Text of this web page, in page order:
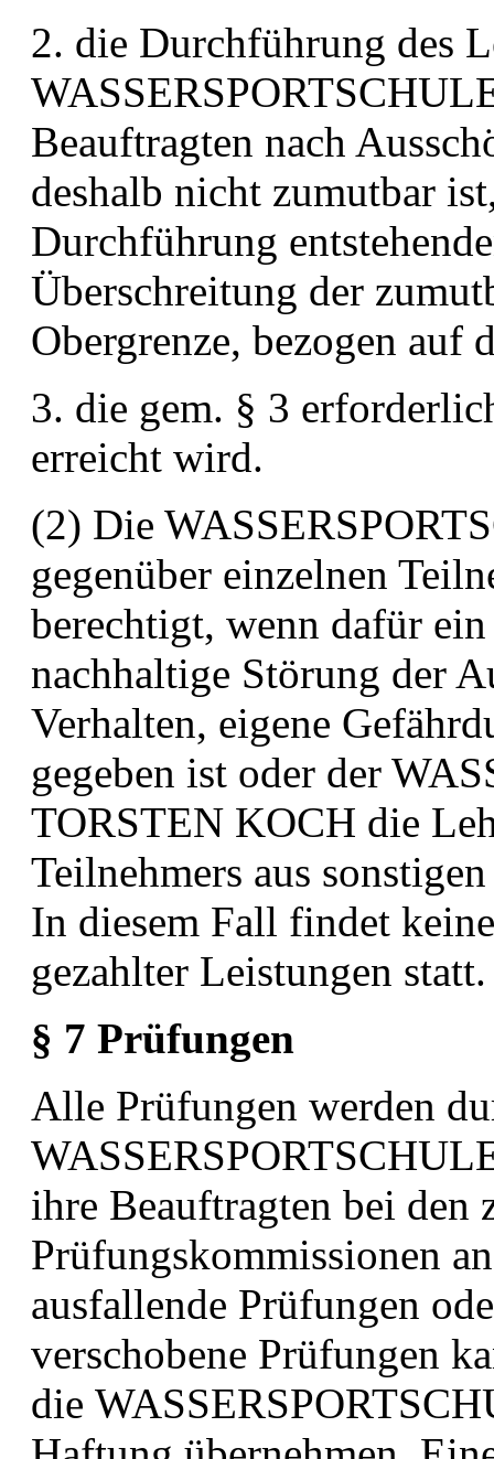
2. die Durchführung des
Beauftragten nach
deshalb nicht zumutbar
Durchführung
Überschreitung der
Obergrenze, bezogen auf
3. die gem. § 3
erreicht wird.
(2) Die
gegenüber einzelnen
berechtigt, wenn dafür
nachhaltige Störung der
Verhalten, eigene
gegeben ist oder der
TORSTEN KOCH die
Teilnehmers aus
In diesem Fall findet
gezahlter Leistungen statt.
§ 7 Prüfungen
Alle Prüfungen werden
ihre Beauftragten bei den
Prüfungskommissionen
ausfallende Prüfungen
verschobene Prüfungen
die